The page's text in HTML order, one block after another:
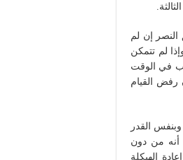
النصر إن لم
لم تتمكن
في الوقت
رفض القيام
القدر
أنه من دون
الهيكلة